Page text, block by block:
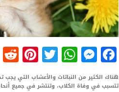
Facebook
Messenger
هناك الكثير من النباتات والأعشاب التي يجب
تتسبب في وفاة الكلاب، وتنتشر في جميع